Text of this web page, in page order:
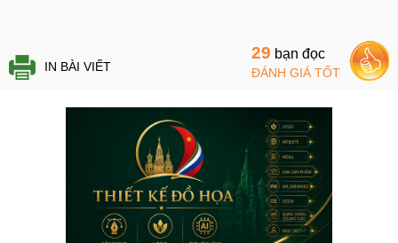
IN BÀI VIẾT
29 bạn đọc
ĐÁNH GIÁ TỐT